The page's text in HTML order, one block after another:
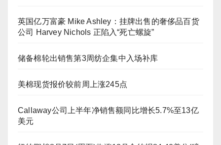
英国亿万富豪 Mike Ashley：挂牌出售的奢侈品百货
公司 Harvey Nichols 正陷入“死亡螺旋”
储备棉轮出销售第3周纺企集中入场补库
美棉现货报价较前周上涨245点
Callaway公司上半年净销售额同比增长5.7%至13亿
美元